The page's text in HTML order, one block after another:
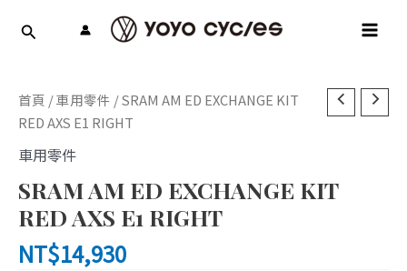
首頁 /車用零件 / SRAM AM ED EXCHANGE KIT
RED AXS E1 RIGHT
車用零件
SRAM AM ED EXCHANGE KIT
RED AXS E1 RIGHT
NT$14,930